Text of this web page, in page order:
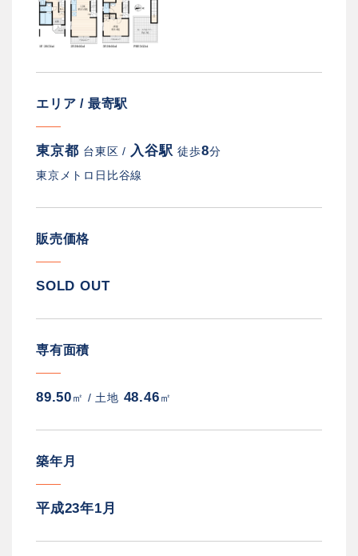
エリア / 最寄駅
東京都 台東区 / 入谷駅徒歩8分
東京メトロ日比谷線
販売価格
SOLD OUT
専有面積
89.50㎡ / 土地 48.46㎡
築年月
平成23年1月